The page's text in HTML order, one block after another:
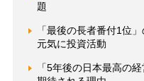
題
「最後の長者番付1位
元気に投資活動
「5年後の日本最高の